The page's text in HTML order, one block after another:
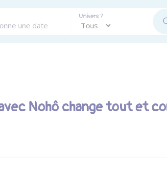
Univers ?
Nohô change tout et